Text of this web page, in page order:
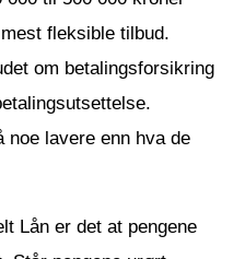
fleksible tilbud.
om betalingsforsikring
noe lavere enn hva de
Lån er det at pengene